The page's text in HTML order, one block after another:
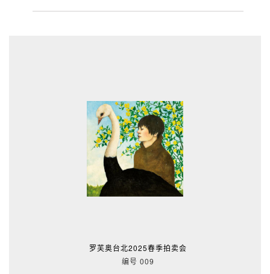
罗芙奥台北2025春季拍卖会
编号 009